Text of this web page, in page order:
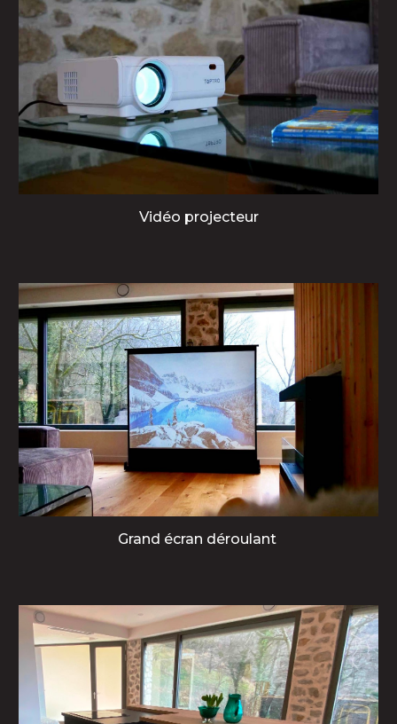
Vidéo projecteur
Grand écran déroulant